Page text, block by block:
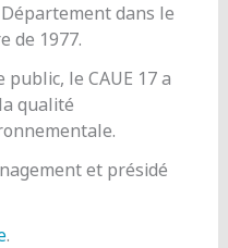
dans le
de 1977.
public, le CAUE 17 a
qualité
et présidé
.